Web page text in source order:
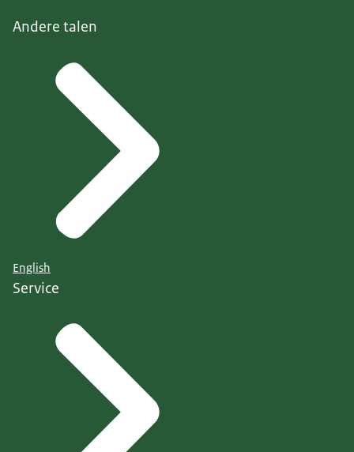
Andere talen
English
Service